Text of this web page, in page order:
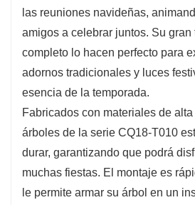
las reuniones navideñas,
amigos a celebrar juntos. Su
completo lo hacen perfecto para
adornos tradicionales y luces
esencia de la temporada.
Fabricados con materiales de
árboles de la serie CQ18-T010
durar, garantizando que podrá
muchas fiestas. El montaje es
le permite armar su árbol en un